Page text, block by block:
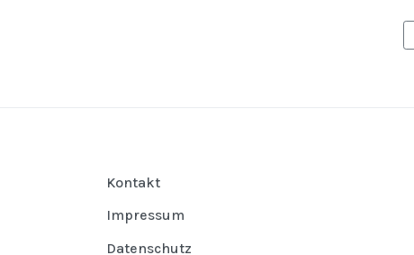
Kontakt
Impressum
Datenschutz